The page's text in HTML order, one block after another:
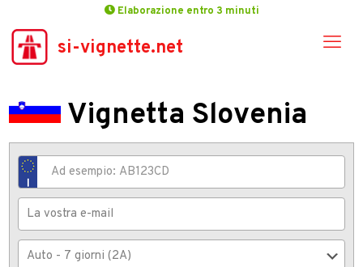
Elaborazione entro 3 minuti
si-vignette.net
Vignetta Slovenia